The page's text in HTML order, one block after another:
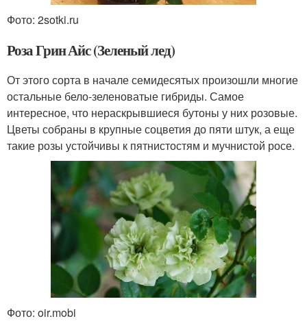
Фото: 2sotki.ru
Роза Грин Айс (Зеленый лед)
От этого сорта в начале семидесятых произошли многие
остальные бело-зеленоватые гибриды. Самое
интересное, что нераскрывшиеся бутоны у них розовые.
Цветы собраны в крупные соцветия до пяти штук, а еще
такие розы устойчивы к пятнистостям и мучнистой росе.
Фото: oir.mobi